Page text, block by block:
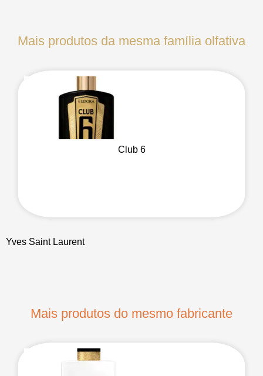
Mais produtos da mesma família olfativa
Club 6
Yves Saint Laurent
Mais produtos do mesmo fabricante